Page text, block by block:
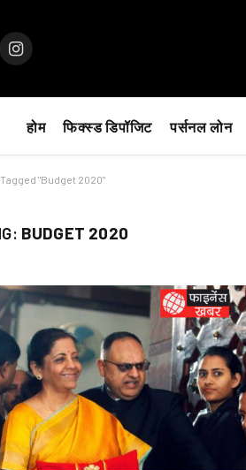
Instagram
होम फिक्स्ड डिपॉजिट पर्सनल लोन
"Budget 2020"
BUDGET 2020